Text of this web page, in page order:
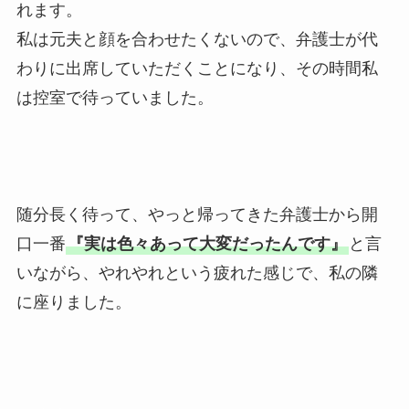
れます。
私は元夫と顔を合わせたくないので、弁護士が代
わりに出席していただくことになり、その時間私
は控室で待っていました。
随分長く待って、やっと帰ってきた弁護士から開
口一番『実は色々あって大変だったんです』と言
いながら、やれやれという疲れた感じで、私の隣
に座りました。